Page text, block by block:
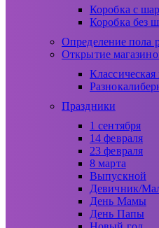
Коробка с
Коробка без
Определение пола
Открытие
Классическая
Праздники
1 сентября
14 февраля
23 февраля
8 марта
Выпускной
Девичник/
День Мамы
День Папы